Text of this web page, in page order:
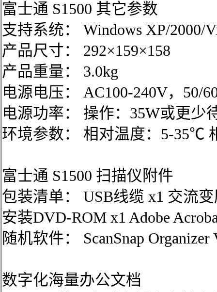
富士通 S1500 其它参数
支持系统： Windows XP/2000/
产品尺寸： 292×159×158
产品重量： 3.0kg
电源电压： AC100-240V，50/
电源功率： 操作：35W或更少
环境参数： 相对温度：5-35℃
富士通 S1500 扫描仪附件
包装清单： USB线缆 x1 交流
安装DVD-ROM x1 Adobe
随机软件： ScanSnap Organizer
数字化海量办公文档